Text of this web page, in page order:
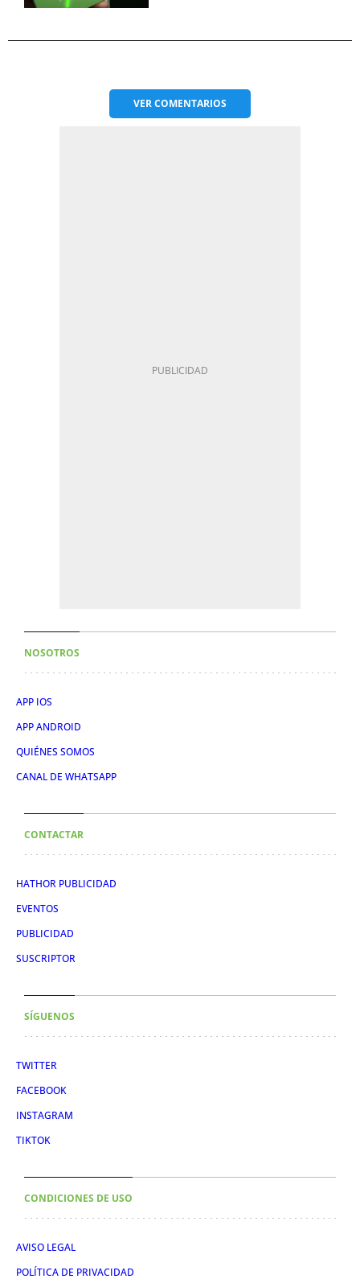
VERCOMENTARIOS
NOSOTROS
APP IOS
APP ANDROID
QUIÉNES SOMOS
CANAL DE WHATSAPP
CONTACTAR
HATHOR PUBLICIDAD
EVENTOS
PUBLICIDAD
SUSCRIPTOR
SÍGUENOS
TWITTER
FACEBOOK
INSTAGRAM
TIKTOK
CONDICIONES DE USO
AVISO LEGAL
POLÍTICA DE PRIVACIDAD